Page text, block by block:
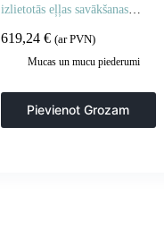
izlietotās eļļas savākšanas
619,24 € (ar PVN)
Mucas un mucu piederumi
Pievienot Grozam